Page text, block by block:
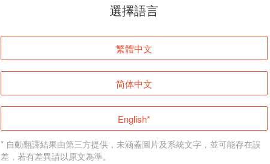
頁面無法顯示
登入
返回首頁
選擇語言
繁體中文
简体中文
English*
* 自動翻譯結果由第三方提供，未涵蓋圖片及系統文字，並可能存在誤
差，若有差異請以原文為準。